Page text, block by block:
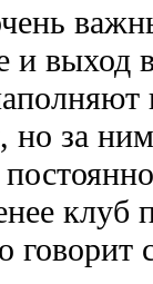
и выход
но за
клуб
говорит